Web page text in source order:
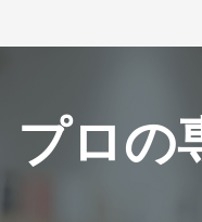
プロの